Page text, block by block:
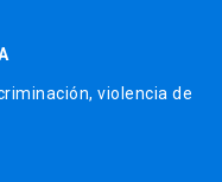
violencia de